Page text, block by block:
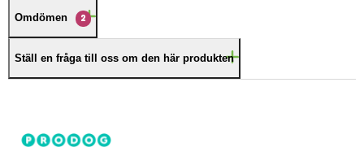
Omdömen 2
Ställ en fråga till oss om den här produkten